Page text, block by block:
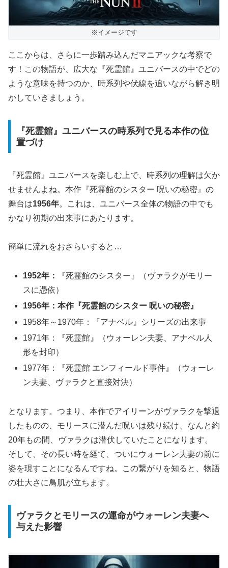
※イメージです
ここからは、さらに一歩踏み込んだマニアックな考察で
す！この物語が、広大な『死霊館』ユニバースの中でどの
ような意味を持つのか、時系列や伏線を追いながら解き明
かしていきましょう。
『死霊館』ユニバースの時系列で見る本作の位
置づけ
『死霊館』ユニバースを楽しむ上で、時系列の理解は欠か
せませんよね。本作『死霊館のシスター 呪いの秘密』の
舞台は1956年。これは、ユニバース全体の物語の中でも
かなり初期の出来事にあたります。
簡単に流れをおさらいすると…
1952年：
『死霊館のシスター』（ヴァラクがモリー
スに憑依）
1956年：本作『死霊館のシスター 呪いの秘密』
1958年～1970年：『アナベル』シリーズの出来事
1971年：『死霊館』（ウォーレン夫妻、アナベル人
形を封印）
1977年：『死霊館 エンフィールド事件』（ウォーレ
ン夫妻、ヴァラクと直接対決）
となります。つまり、本作でアイリーンがヴァラクを撃退
したものの、モリースに潜んだ呪いは残り続け、なんと約
20年もの間、ヴァラクは潜伏していたことになります。
そして、その長い時を経て、ついにウォーレン夫妻の前に
姿を現すことになるんですね。この繋がりを知ると、物語
の壮大さに鳥肌が立ちます。
ヴァラクとモリースの運命がウォーレン夫妻へ
与えた影響